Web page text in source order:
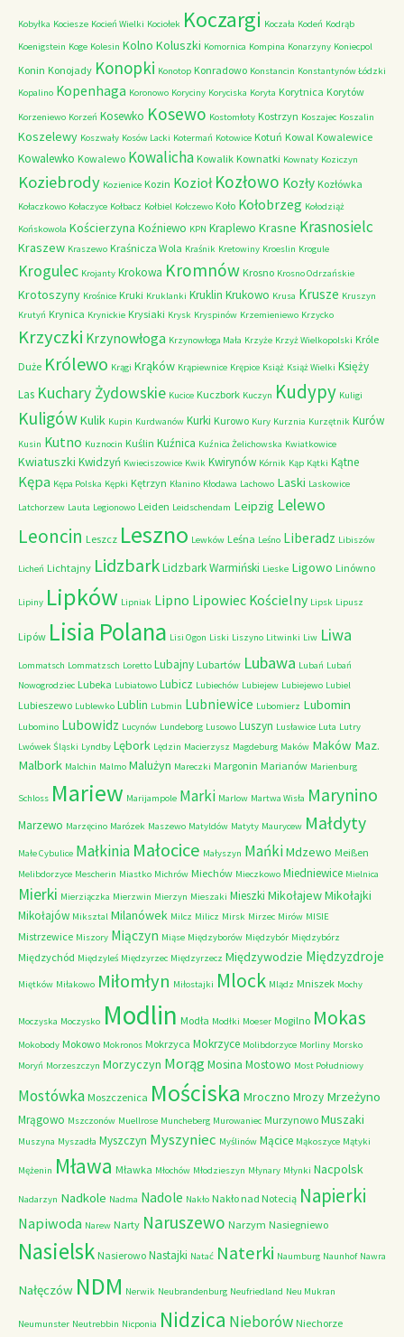
Kobyłka Kociesze Kocień Wielki Kociołek Koczargi Koczała Kodeń Kodrąb
Koenigstein Koge Kolesin Kolno Koluszki Komornica Kompina Konarzyny Koniecpol
Konin Konojady Konopki Konotop Konradowo Konstancin Konstantynów Łódzki
Kopalino Kopenhaga Koronowo Koryciny Koryciska Koryta Korytnica Korytów
Korzeniewo Korzeń Kosewko Kosewo Kostomłoty Kostrzyn Koszajec Koszalin
Koszelewy Koszwały Kosów Lacki Kotermań Kotowice Kotuń Kowal Kowalewice
Kowalewko Kowalewo Kowalicha Kowalik Kownatki Kownaty Koziczyn
Koziebrody Kozienice Kozin Kozioł Kozłowo Kozły Kozłówka
Kołaczkowo Kołaczyce Kołbacz Kołbiel Kołczewo Koło Kołobrzeg Kołodziąż
Końskowola Kościerzyna Koźniewo KPN Kraplewo Krasne Krasnosielc
Kraszew Kraszewo Kraśnicza Wola Kraśnik Kretowiny Kroeslin Krogule
Krogulec Krojanty Krokowa Kromnów Krosno Krosno Odrzańskie
Krotoszyny Krośnice Kruki Kruklanki Kruklin Krukowo Krusa Krusze Kruszyn
Krutyń Krynica Krynickie Krysiaki Krysk Kryspinów Krzemieniewo Krzycko
Krzyczki Krzynowłoga Krzynowłoga Mała Krzyże Krzyż Wielkopolski Króle
Duże Królewo Krągi Krąków Krąpiewnice Krępice Książ Książ Wielki Księży
Las Kuchary Żydowskie Kucice Kuczbork Kuczyn Kudypy Kuligi
KuligówKulik Kupin Kurdwanów Kurki Kurowo Kury Kurznia Kurzętnik Kurów
Kusin Kutno Kuznocin Kuślin Kuźnica Kuźnica Żelichowska Kwiatkowice
Kwiatuszki Kwidzyń Kwieciszowice Kwik Kwirynów Kórnik Kąp Kątki Kątne
Kępa Kępa Polska Kępki Kętrzyn Kłanino Kłodawa Lachowo Laski Laskowice
Latchorzew Lauta Legionowo Leiden Leidschendam Leipzig Lelewo
Leoncin Leszcz Leszno Lewków Leśna Leśno Liberadz Libiszów
Licheń Lichtajny LidzbarkLidzbark Warmiński Lieske Ligowo Linówno
Lipiny Lipków Lipniak Lipno Lipowiec Kościelny Lipsk Lipusz
Lipów Lisia Polana Lisi Ogon Liski Liszyno Litwinki Liw Liwa
Lommatsch Lommatzsch Loretto Lubajny Lubartów Lubawa Lubań Lubań
Nowogrodziec Lubeka Lubiatowo Lubicz Lubiechów Lubiejew Lubiejewo Lubiel
Lubieszewo Lublewko Lublin Lubmin Lubniewice Lubomierz Lubomin
Lubomino Lubowidz Lucynów Lundeborg Lusowo Luszyn Lusławice Luta Lutry
Lwówek Śląski Lyndby Lębork Lędzin Macierzysz Magdeburg Maków Maków Maz.
Malbork Malchin Malmo Malużyn Mareczki Margonin Marianów Marienburg
Schloss Mariew Marijampole Marki Marlow Martwa Wisła Marynino
Marzewo Marzęcino Marózek Maszewo Matyldów Matyty Maurycew Małdyty
Małe Cybulice Małkinia Małocice Małyszyn MańkiMdzewo Meißen
Melibdorzyce Mescherin Miastko Michrów Miechów Mieczkowo Miedniewice Mielnica
Mierki Mierziączka Mierzwin Mierzyn Mieszaki Mieszki MikołajewMikołajki
Mikołajów Miksztal Milanówek Milcz Milicz Mirsk Mirzec Mirów MISIE
Mistrzewice Miszory Miączyn Miąse Międzyborów Międzybór Międzybórz
Międzychód Międzyleś Międzyrzec Międzyrzecz Międzywodzie Międzyzdroje
Miętków Miłakowo Miłomłyn Miłostajki Mlock Mlądz Mniszek Mochy
Moczyska Moczysko Modlin Modła Modłki Moeser Mogilno Mokas
Mokobody Mokowo Mokronos Mokrzyca Mokrzyce Molibdorzyce Morliny Morsko
Moryń Morzeszczyn Morzyczyn MorągMosina Mostowo Most Południowy
Mostówka Moszczenica Mościska Mroczno Mrozy Mrzeżyno
Mrągowo Mszczonów Muellrose Muncheberg Murowaniec Murzynowo Muszaki
Muszyna Myszadła Myszczyn Myszyniec Myślinów Mącice Mąkoszyce Mątyki
Mężenin Mława Mławka Młochów Młodzieszyn Młynary Młynki Nacpolsk
Nadarzyn Nadkole Nadma Nadole Nakło Nakło nad Notecią Napierki
Napiwoda Narew Narty Naruszewo Narzym Nasiegniewo
Nasielsk Nasierowo Nastajki Natać Naterki Naumburg Naunhof Nawra
Nałęczów NDM Nerwik Neubrandenburg Neufriedland Neu Mukran
Neumunster Neutrebbin Nicponia Nidzica Nieborów Niechorze